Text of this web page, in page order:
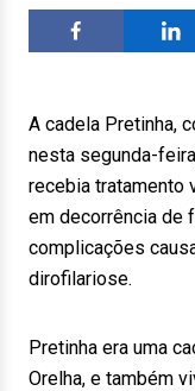
A cadela Pretinha,
nesta segunda-
recebia tratamento
em decorrência de
complicações
dirofilariose.
Pretinha era uma
Orelha, e também